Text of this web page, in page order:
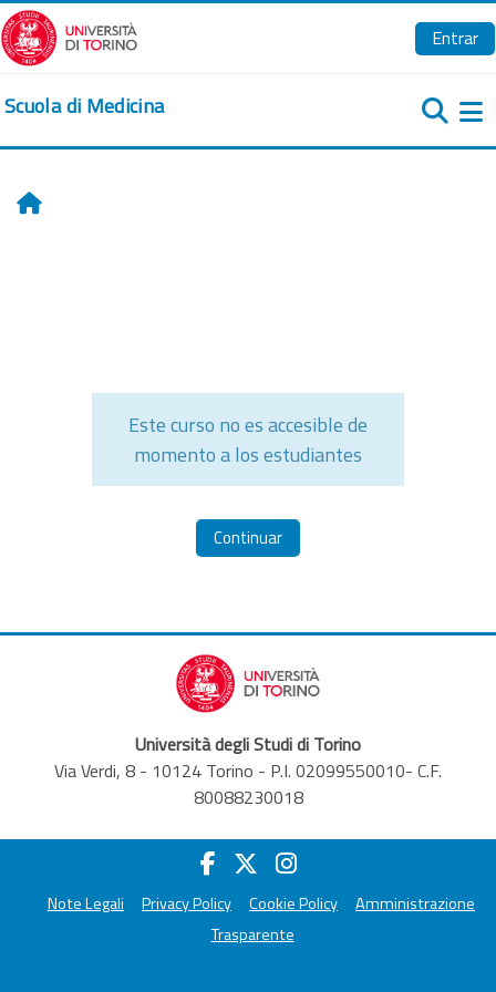
Salta al contenido principal
Entrar
Scuola di Medicina
Inicio
Este curso no es accesible de
momento a los estudiantes
Continuar
Università degli Studi di Torino
Via Verdi, 8 - 10124 Torino - P.I. 02099550010- C.F.
80088230018
Note Legali Privacy Policy Cookie Policy
Amministrazione
Trasparente